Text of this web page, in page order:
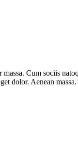
Cum sociis
dolor. Aenean